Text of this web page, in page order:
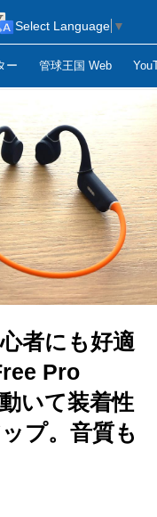
ー 管球王国 Web
Select Language ▼
者にも好適
Pro
いて装着性
プ。音質も